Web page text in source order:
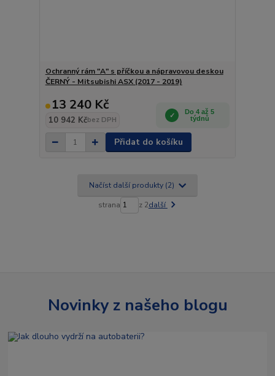
Ochranný rám "A" s příčkou a nápravovou deskou
ČERNÝ - Mitsubishi ASX (2017 - 2019)
13 240 Kč
10 942 Kčbez DPH
Do 4 až 5
týdnů
Přidat do košíku
Načíst další produkty (2)
strana z 2další
Novinky z našeho blogu